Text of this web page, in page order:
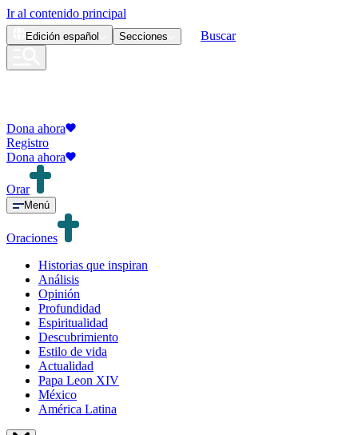
Ir al contenido principal
Edición español Secciones Buscar
Dona ahora
Registro
Dona ahora
Orar
Menú
Oraciones
Historias que inspiran
Análisis
Opinión
Profundidad
Espiritualidad
Descubrimiento
Estilo de vida
Actualidad
Papa Leon XIV
México
América Latina